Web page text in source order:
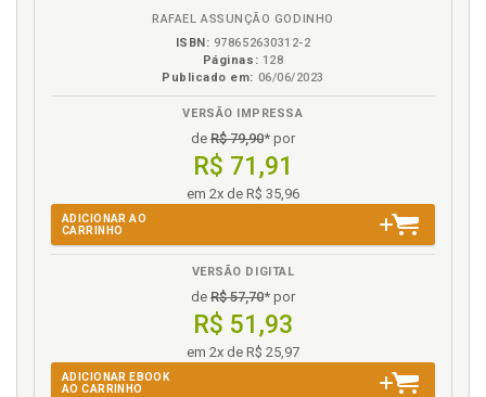
Vida cotidiana. Educação informal e vida cotidiana,
Vozes do processo de formação: as percepções das
lideranças indígenas, p. 96
RAFAEL ASSUNÇÃO GODINHO
ISBN: 978652630312-2
Páginas: 128
Publicado em: 06/06/2023
VERSÃO IMPRESSA
de R$ 79,90* por
R$ 71,91
em 2x de R$ 35,96
ADICIONAR AO
CARRINHO
VERSÃO DIGITAL
de R$ 57,70* por
R$ 51,93
em 2x de R$ 25,97
ADICIONAR EBOOK
AO CARRINHO